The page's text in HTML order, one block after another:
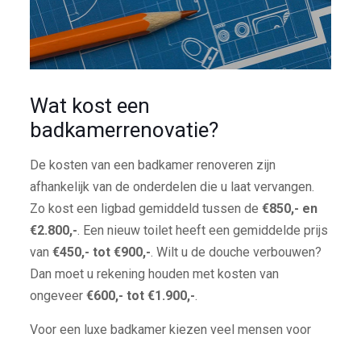
Wat kost een
badkamerrenovatie?
De kosten van een badkamer renoveren zijn
afhankelijk van de onderdelen die u laat vervangen.
Zo kost een ligbad gemiddeld tussen de €850,- en
€2.800,-. Een nieuw toilet heeft een gemiddelde prijs
van €450,- tot €900,-. Wilt u de douche verbouwen?
Dan moet u rekening houden met kosten van
ongeveer €600,- tot €1.900,-.
Voor een luxe badkamer kiezen veel mensen voor